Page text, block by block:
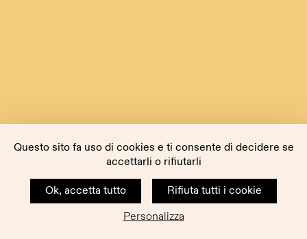
Questo sito fa uso di cookies e ti consente di decidere se
accettarli o rifiutarli
Ok, accetta tutto
Rifiuta tutti i cookie
Personalizza